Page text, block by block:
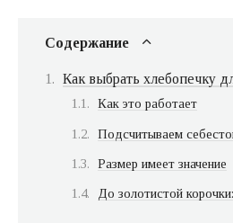
Содержание
Как выбрать хлебопечку
Как это работает
Подсчитываем
Размер имеет значение
До золотистой